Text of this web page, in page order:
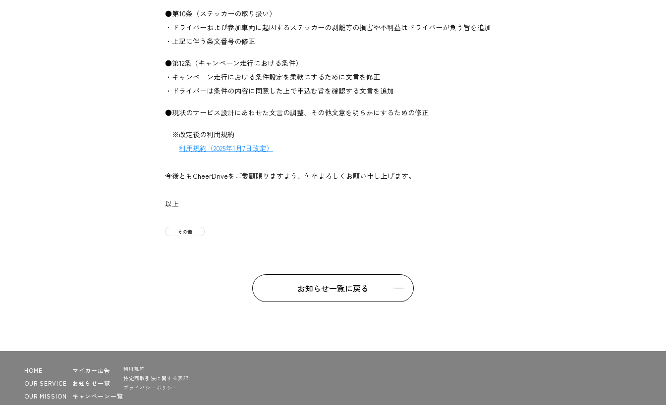
●第10条（ステッカーの取り扱い）
・ドライバーおよび参加車両に起因するステッカーの剥離等の損害や不利益はドライバーが負う旨を追加
・上記に伴う条文番号の修正
●第12条（キャンペーン走行における条件）
・キャンペーン走行における条件設定を柔軟にするために文言を修正
・ドライバーは条件の内容に同意した上で申込む旨を確認する文言を追加
●現状のサービス設計にあわせた文言の調整、その他文意を明らかにするための修正
※改定後の利用規約
利用規約（2025年1月7日改定）
今後ともCheerDriveをご愛顧賜りますよう、何卒よろしくお願い申し上げます。
以上
その他
お知らせ一覧に戻る
HOME
OUR SERVICE
OUR MISSION
マイカー広告
お知らせ一覧
キャンペーン一覧
利用規約
特定商取引法に関する表記
プライバシーポリシー